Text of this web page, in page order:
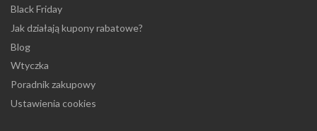
Black Friday
Jak działają kupony rabatowe?
Blog
Wtyczka
Poradnik zakupowy
Ustawienia cookies